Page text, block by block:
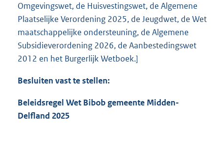
Omgevingswet, de Huisvestingswet, de Algemene
Plaatselijke Verordening 2025, de Jeugdwet, de Wet
maatschappelijke ondersteuning, de Algemene
Subsidieverordening 2026, de Aanbestedingswet
2012 en het Burgerlijk Wetboek.]
Besluiten vast te stellen:
Beleidsregel Wet Bibob gemeente Midden-
Delfland 2025